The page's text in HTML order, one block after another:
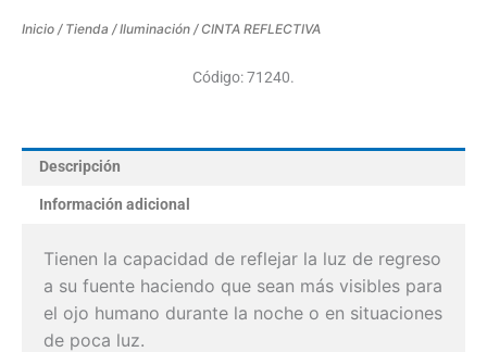
Inicio / Tienda /Iluminación / CINTA REFLECTIVA
Código: 71240.
Descripción
Información adicional
Tienen la capacidad de reflejar la luz de regreso
a su fuente haciendo que sean más visibles para
el ojo humano durante la noche o en situaciones
de poca luz.